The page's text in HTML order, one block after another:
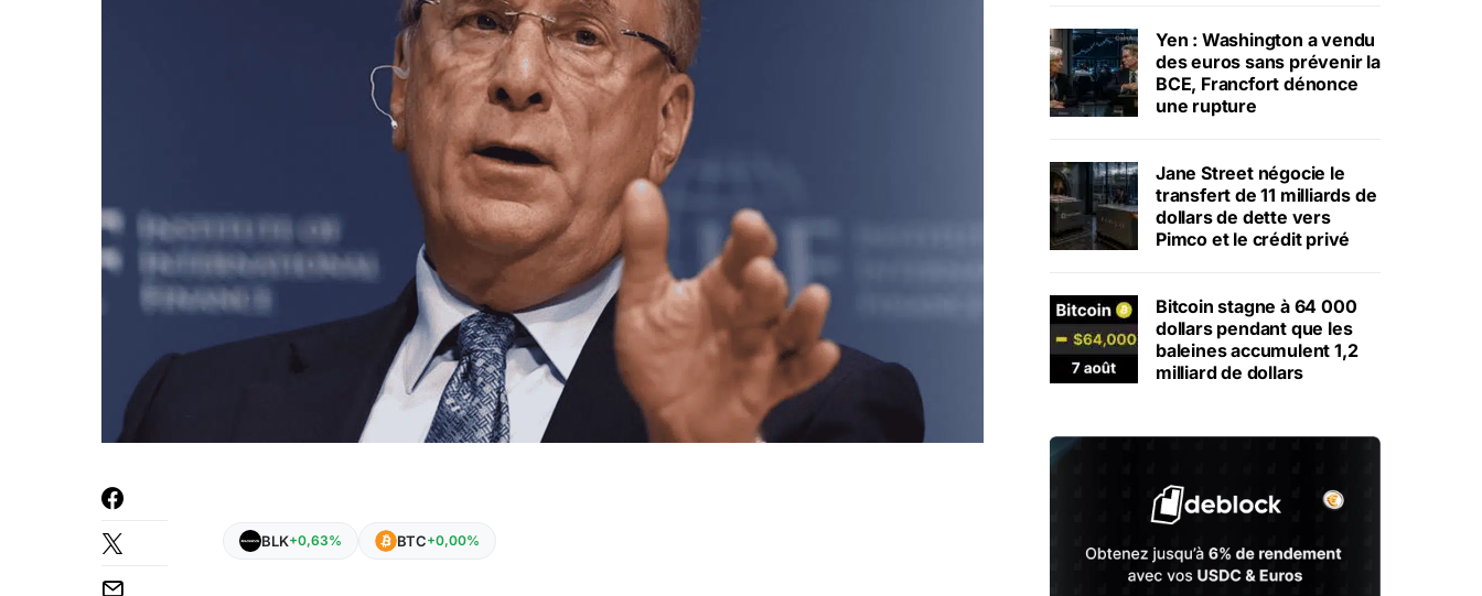
BLK+0,63% BTC+0,00%
Yen : Washington a vendu
des euros sans prévenir la
BCE, Francfort dénonce
une rupture
Jane Street négocie le
transfert de 11 milliards de
dollars de dette vers
Pimco et le crédit privé
Bitcoin stagne à 64 000
dollars pendant que les
baleines accumulent 1,2
milliard de dollars